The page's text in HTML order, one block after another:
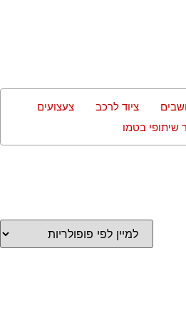
ציוד לרכב
צעצועים
שיתופי בטמו